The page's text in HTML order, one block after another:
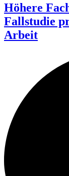
Höhere
Fallstudie
Arbeit